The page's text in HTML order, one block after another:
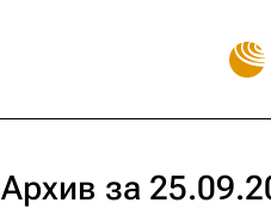
Архив за